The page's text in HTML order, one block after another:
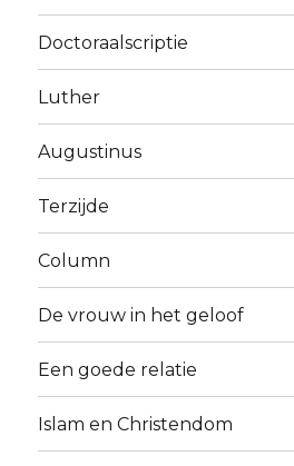
Doctoraalscriptie
Luther
Augustinus
Terzijde
Column
De vrouw in het geloof
Een goede relatie
Islam en Christendom